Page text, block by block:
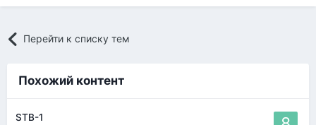
Перейти к списку тем
Похожий контент
STB-1